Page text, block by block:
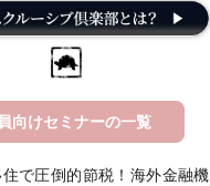
向けセミナーの一覧
で圧倒的節税！海外金融機